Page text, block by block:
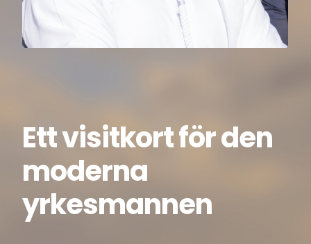
Ett visitkort för den
moderna
yrkesmannen